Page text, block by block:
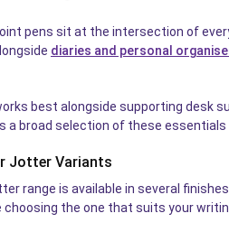
pens sit at the intersection of
diaries and personal
best alongside supporting desk
a broad selection of these essentials
Jotter Variants
range is available in several
the one that suits your